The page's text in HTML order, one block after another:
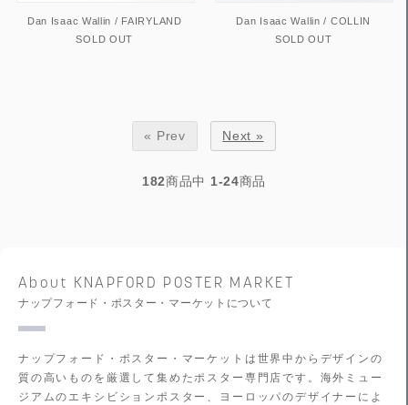
Dan Isaac Wallin / FAIRYLAND
SOLD OUT
Dan Isaac Wallin / COLLIN
SOLD OUT
« Prev Next »
182商品中 1-24商品
About KNAPFORD POSTER MARKET
ナップフォード・ポスター・マーケットについて
ナップフォード・ポスター・マーケットは世界中からデザインの
質の高いものを厳選して集めたポスター専門店です。海外ミュー
ジアムのエキシビションポスター、ヨーロッパのデザイナーによ